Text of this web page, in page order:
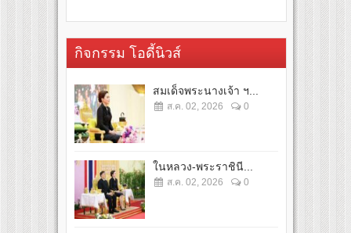
กิจกรรม โอดี้นิวส์
สมเด็จพระนางเจ้า ฯ...
ส.ค. 02, 2026 0
ในหลวง-พระราชินี...
ส.ค. 02, 2026 0